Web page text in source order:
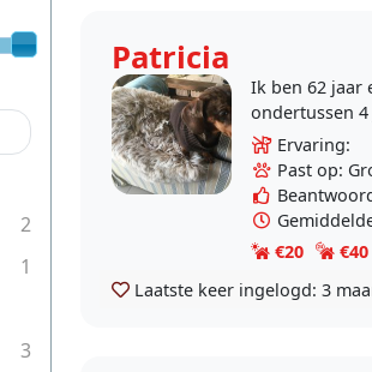
Patricia
Ik ben 62 jaar
ondertussen
Diepenbeek.
heb reeds..
Ervaring:
Past op:
€20
€40
Laatste keer ingelogd: 3
2
1
3